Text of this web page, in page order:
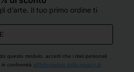
d’arte. Il tuo primo ordine ti
questo modulo, accetti che i dati personali
conformità all'Informativa sulla privacy di